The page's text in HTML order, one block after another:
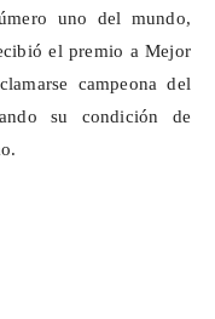
uno del mundo,
el premio a Mejor
campeona del
su condición de